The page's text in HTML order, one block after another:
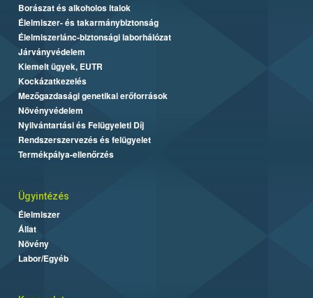
Borászat és alkoholos italok
Élelmiszer- és takarmánybiztonság
Élelmiszerlánc-biztonsági laborhálózat
Járványvédelem
Kiemelt ügyek, EUTR
Kockázatkezelés
Mezőgazdasági genetikai erőforrások
Növényvédelem
Nyilvántartási és Felügyeleti Díj
Rendszerszervezés és felügyelet
Termékpálya-ellenőrzés
Ügyintézés
Élelmiszer
Állat
Növény
Labor/Egyéb